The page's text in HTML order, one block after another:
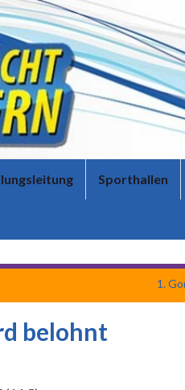
Sporthallen
1.
belohnt